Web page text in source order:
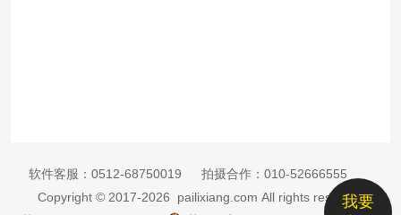
我要
软件客服： 0512-68750019 拍摄合作： 010-52666555
Copyright © 2017-2026 pailixiang.com All rights reserved